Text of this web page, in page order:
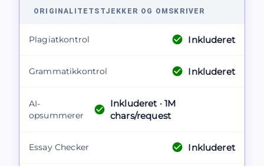
ORIGINALITETSTJEKKER OG OMSKRIVER
Plagiatkontrol Inkluderet
Grammatikkontrol Inkluderet
AI-
opsummerer
Inkluderet · 1M
chars/request
Essay Checker Inkluderet